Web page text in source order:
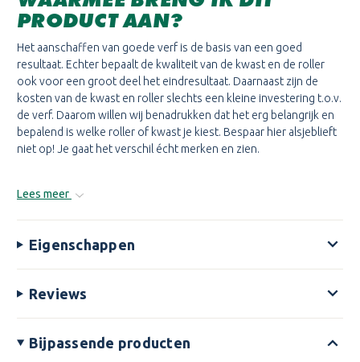
PRODUCT AAN?
Het aanschaffen van goede verf is de basis van een goed
resultaat. Echter bepaalt de kwaliteit van de kwast en de roller
ook voor een groot deel het eindresultaat. Daarnaast zijn de
kosten van de kwast en roller slechts een kleine investering t.o.v.
de verf. Daarom willen wij benadrukken dat het erg belangrijk en
bepalend is welke roller of kwast je kiest. Bespaar hier alsjeblieft
niet op! Je gaat het verschil écht merken en zien.
Lees meer
Eigenschappen
Reviews
Bijpassende producten